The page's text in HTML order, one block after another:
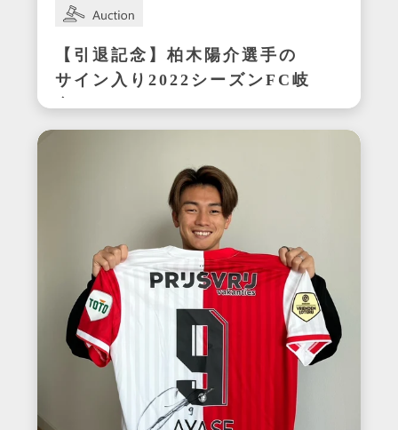
【引退記念】柏木陽介選手の
サイン入り2022シーズンFC岐
阜ユニフォーム